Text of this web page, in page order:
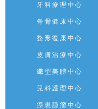
牙科療理中心
脊骨健康中心
整形復康中心
皮膚治療中心
纖型美體中心
兒科護理中心
癌患腫瘤中心